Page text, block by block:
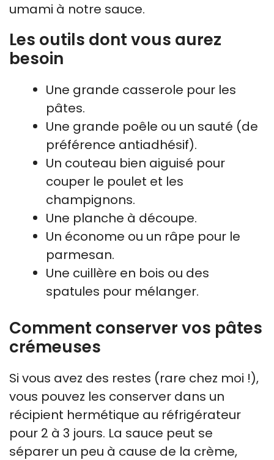
umami à notre sauce.
Les outils dont vous aurez
besoin
Une grande casserole pour les
pâtes.
Une grande poêle ou un sauté (de
préférence antiadhésif).
Un couteau bien aiguisé pour
couper le poulet et les
champignons.
Une planche à découpe.
Un économe ou un râpe pour le
parmesan.
Une cuillère en bois ou des
spatules pour mélanger.
Comment conserver vos pâtes
crémeuses
Si vous avez des restes (rare chez moi !),
vous pouvez les conserver dans un
récipient hermétique au réfrigérateur
pour 2 à 3 jours. La sauce peut se
séparer un peu à cause de la crème,